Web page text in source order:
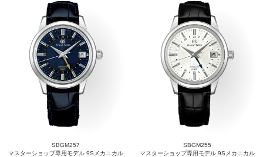
SBGM257
マスターショップ専用モデル 9Sメカニカル
SBGM255
マスターショップ専用モデル 9Sメカニカル